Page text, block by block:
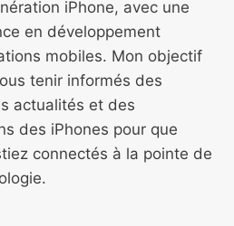
iPhone, avec une
en développement
mobiles. Mon objectif
tenir informés des
actualités et des
des iPhones pour que
connectés à la pointe de